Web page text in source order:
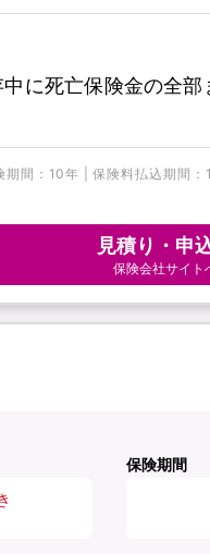
に死亡保険金の全部
間：10年 | 保険料払込期間
見積り・申
保険会社サイト
保険期間